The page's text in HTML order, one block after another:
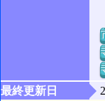
最終更新日